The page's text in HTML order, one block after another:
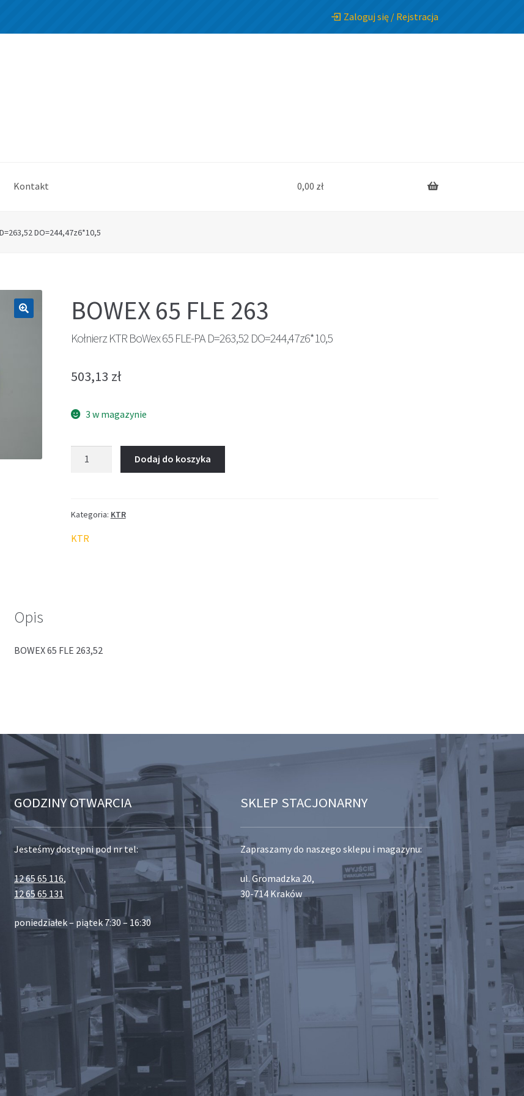
Zaloguj się / Rejstracja
Kontakt 0,00 zł
DO=244,47z6*10,5
BOWEX 65 FLE 263
Kołnierz KTR BoWex 65 FLE-PA D=263,52 DO=244,47z6*10,5
503,13 zł
3 w magazynie
65
PA
Dodaj do koszyka
Kategoria: KTR
KTR
Opis
BOWEX 65 FLE 263,52
GODZINY OTWARCIA
Jesteśmy dostępni pod nr tel:
12 65 65 116,
12 65 65 131
poniedziałek – piątek 7:30 – 16:30
SKLEP STACJONARNY
Zapraszamy do naszego sklepu i magazynu:
ul. Gromadzka 20,
30-714 Kraków